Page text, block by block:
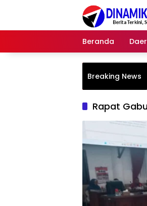
Beranda
Breaking News
Rapat